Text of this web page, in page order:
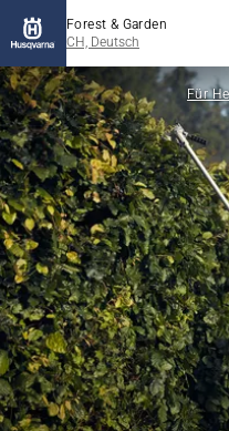
Forest & Garden
CH, Deutsch
Für